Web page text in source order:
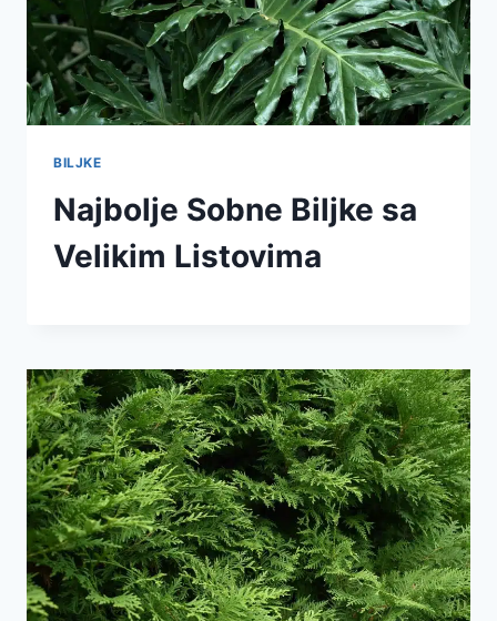
BILJKE
Najbolje Sobne Biljke sa
Velikim Listovima